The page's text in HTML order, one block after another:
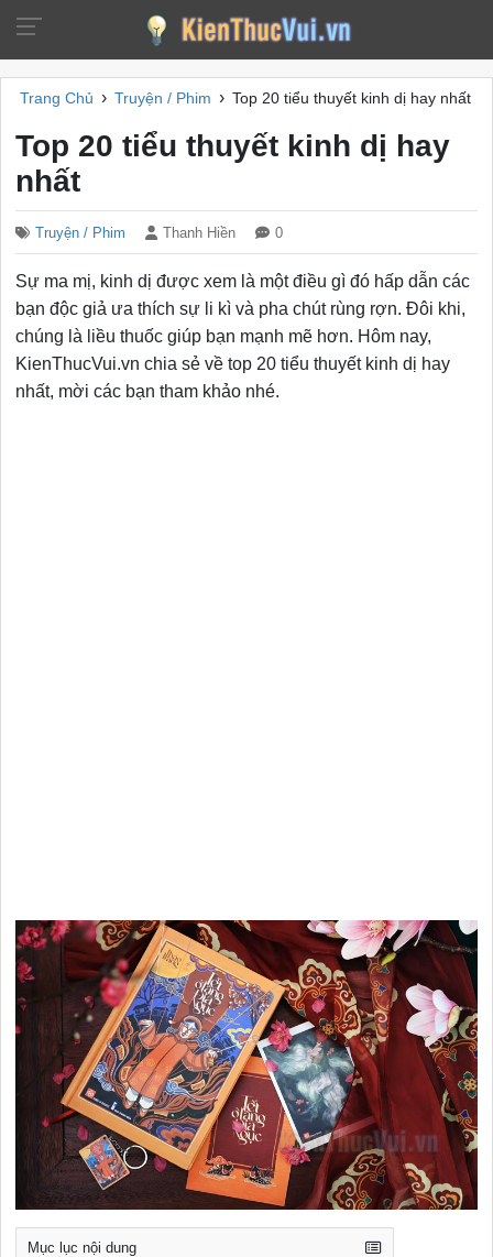
Trang Chủ › Truyện / Phim › Top 20 tiểu thuyết kinh dị hay nhất
Top 20 tiểu thuyết kinh dị hay
nhất
Truyện / Phim Thanh Hiền 0
Sự ma mị, kinh dị được xem là một điều gì đó hấp dẫn các
bạn độc giả ưa thích sự li kì và pha chút rùng rợn. Đôi khi,
chúng là liều thuốc giúp bạn mạnh mẽ hơn. Hôm nay,
KienThucVui.vn chia sẻ về top 20 tiểu thuyết kinh dị hay
nhất, mời các bạn tham khảo nhé.
Mục lục nội dung